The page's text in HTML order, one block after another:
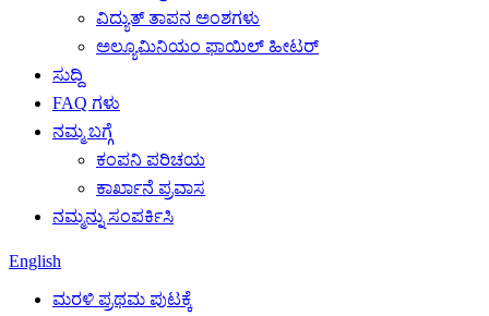
ವಿದ್ಯುತ್ ತಾಪನ ಅಂಶಗಳು
ಅಲ್ಯೂಮಿನಿಯಂ ಫಾಯಿಲ್ ಹೀಟರ್
ಸುದ್ದಿ
FAQ ಗಳು
ನಮ್ಮ ಬಗ್ಗೆ
ಕಂಪನಿ ಪರಿಚಯ
ಕಾರ್ಖಾನೆ ಪ್ರವಾಸ
ನಮ್ಮನ್ನು ಸಂಪರ್ಕಿಸಿ
English
ಮರಳಿ ಪ್ರಥಮ ಪುಟಕ್ಕೆ